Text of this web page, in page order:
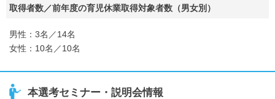
取得者数／前年度の育児休業取得対象者数（男女別）
男性：3名／14名
女性：10名／10名
本選考セミナー・説明会情報